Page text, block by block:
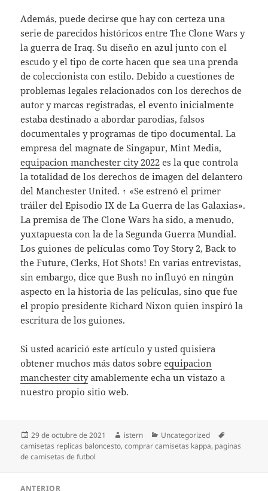
Además, puede decirse que hay con certeza una
serie de parecidos históricos entre The Clone Wars y
la guerra de Iraq. Su diseño en azul junto con el
escudo y el tipo de corte hacen que sea una prenda
de coleccionista con estilo. Debido a cuestiones de
problemas legales relacionados con los derechos de
autor y marcas registradas, el evento inicialmente
estaba destinado a abordar parodias, falsos
documentales y programas de tipo documental. La
empresa del magnate de Singapur, Mint Media,
equipacion manchester city 2022 es la que controla
la totalidad de los derechos de imagen del delantero
del Manchester United. ↑ «Se estrenó el primer
tráiler del Episodio IX de La Guerra de las Galaxias».
La premisa de The Clone Wars ha sido, a menudo,
yuxtapuesta con la de la Segunda Guerra Mundial.
Los guiones de películas como Toy Story 2, Back to
the Future, Clerks, Hot Shots! En varias entrevistas,
sin embargo, dice que Bush no influyó en ningún
aspecto en la historia de las películas, sino que fue
el propio presidente Richard Nixon quien inspiró la
escritura de los guiones.
Si usted acarició este artículo y usted quisiera
obtener muchos más datos sobreequipacion
manchester cityamablemente echa un vistazo a
nuestro propio sitio web.
Publicado
el
29 de octubre de 2021 Autor
istern Categorías
Uncategorized
camisetas replicas baloncesto,comprar camisetas kappa, paginas
de camisetas de futbol
ANTERIOR